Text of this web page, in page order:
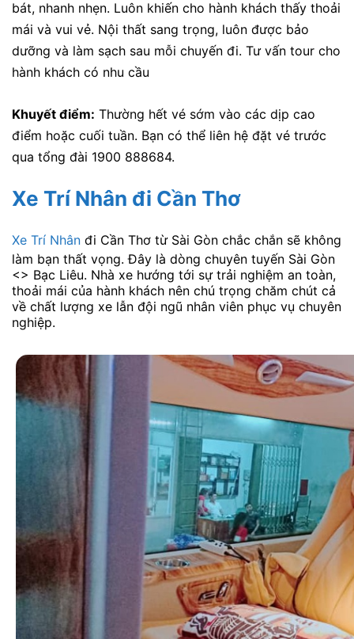
bát, nhanh nhẹn. Luôn khiến cho hành khách thấy thoải
mái và vui vẻ. Nội thất sang trọng, luôn được bảo
dưỡng và làm sạch sau mỗi chuyến đi. Tư vấn tour cho
hành khách có nhu cầu
Khuyết điểm: Thường hết vé sớm vào các dịp cao
điểm hoặc cuối tuần. Bạn có thể liên hệ đặt vé trước
qua tổng đài 1900 888684.
Xe Trí Nhân đi Cần Thơ
Xe Trí Nhân đi Cần Thơ từ Sài Gòn chắc chắn sẽ không
làm bạn thất vọng. Đây là dòng chuyên tuyến Sài Gòn
<> Bạc Liêu. Nhà xe hướng tới sự trải nghiệm an toàn,
thoải mái của hành khách nên chú trọng chăm chút cả
về chất lượng xe lẫn đội ngũ nhân viên phục vụ chuyên
nghiệp.